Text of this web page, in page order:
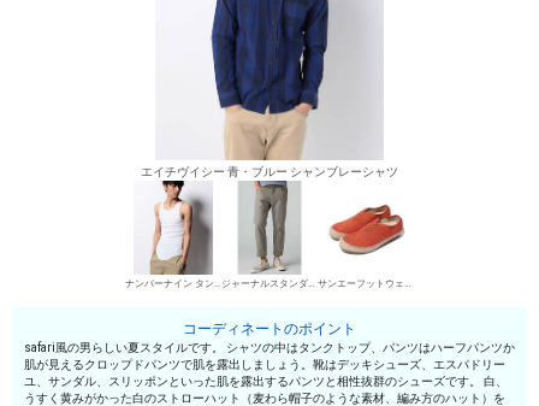
エイチヴイシー 青・ブルー シャンブレーシャツ
ナンバーナイン タンクトップ ジャーナルスタンダード レリューム チノパン・綿パン サンエーフットウェア エスパドリーユ
コーディネートのポイント
safari風の男らしい夏スタイルです。 シャツの中はタンクトップ、パンツはハーフパンツか
肌が見えるクロップドパンツで肌を露出しましょう。靴はデッキシューズ、エスパドリー
ユ、サンダル、スリッポンといった肌を露出するパンツと相性抜群のシューズです。 白、
うすく黄みがかった白のストローハット（麦わら帽子のような素材、編み方のハット）を